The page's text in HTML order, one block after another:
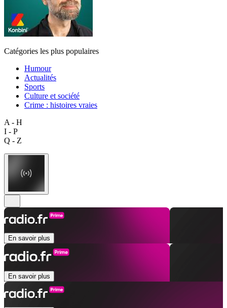
Catégories les plus populaires
Humour
Actualités
Sports
Culture et société
Crime : histoires vraies
A - H
I - P
Q - Z
En savoir plus
En savoir plus